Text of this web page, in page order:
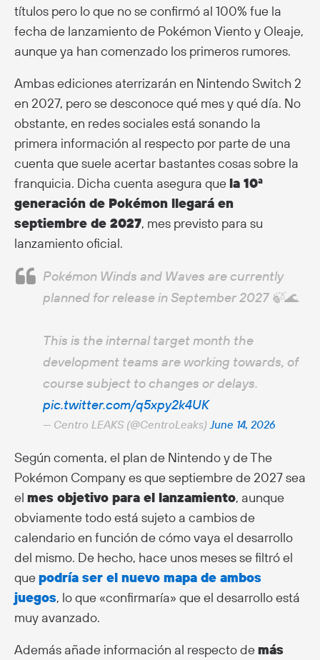
títulos pero lo que no se confirmó al 100% fue la
fecha de lanzamiento de Pokémon Viento y Oleaje,
aunque ya han comenzado los primeros rumores.
Ambas ediciones aterrizarán en Nintendo Switch 2
en 2027, pero se desconoce qué mes y qué día. No
obstante, en redes sociales está sonando la
primera información al respecto por parte de una
cuenta que suele acertar bastantes cosas sobre la
franquicia. Dicha cuenta asegura que la 10ª
generación de Pokémon llegará en
septiembre de 2027, mes previsto para su
lanzamiento oficial.
Pokémon Winds and Waves are currently
planned for release in September 2027 🍃🌊.
This is the internal target month the
development teams are working towards, of
course subject to changes or delays.
pic.twitter.com/q5xpy2k4UK
— Centro LEAKS (@CentroLeaks) June 14, 2026
Según comenta, el plan de Nintendo y de The
Pokémon Company es que septiembre de 2027 sea
el mes objetivo para el lanzamiento, aunque
obviamente todo está sujeto a cambios de
calendario en función de cómo vaya el desarrollo
del mismo. De hecho, hace unos meses se filtró el
quepodría ser el nuevo mapa de ambos
juegos, lo que «confirmaría» que el desarrollo está
muy avanzado.
Además añade información al respecto demás